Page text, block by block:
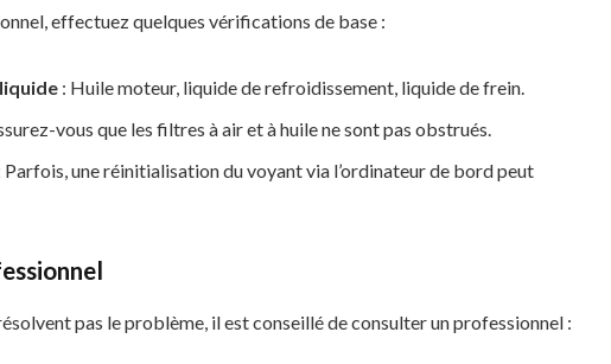
effectuez quelques vérifications de base :
: Huile moteur, liquide de refroidissement, liquide de frein.
vous que les filtres à air et à huile ne sont pas obstrués.
Parfois, une réinitialisation du voyant via l’ordinateur de bord peut
pas le problème, il est conseillé de consulter un professionnel :